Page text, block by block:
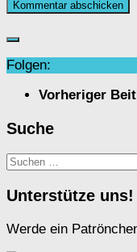
Folgen:
Vorheriger
Suche
Suchen
Unterstütze uns!
Werde ein